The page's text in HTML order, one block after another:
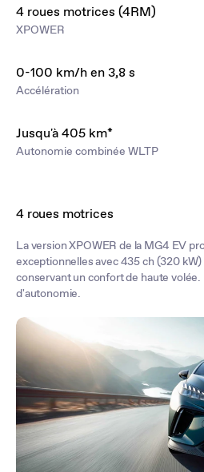
4 roues motrices (4RM)
XPOWER
0-100 km/h en 3,8 s
Accélération
Jusqu'à 405 km*
Autonomie combinée WLTP
4 roues motrices
La version XPOWER de la MG4 EV
exceptionnelles avec 435 ch (320
conservant un confort de haute
d'autonomie.